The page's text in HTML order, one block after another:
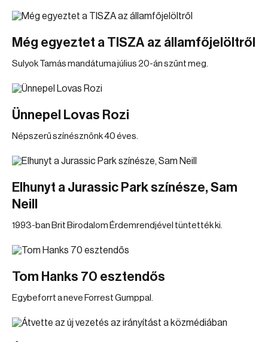
Még egyeztet a TISZA az államfőjelöltről
Sulyok Tamás mandátuma július 20-án szűnt meg.
Ünnepel Lovas Rozi
Népszerű színésznőnk 40 éves.
Elhunyt a Jurassic Park színésze, Sam
Neill
1993-ban Brit Birodalom Érdemrendjével tüntették ki.
Tom Hanks 70 esztendős
Egybeforrt a neve Forrest Gumppal.